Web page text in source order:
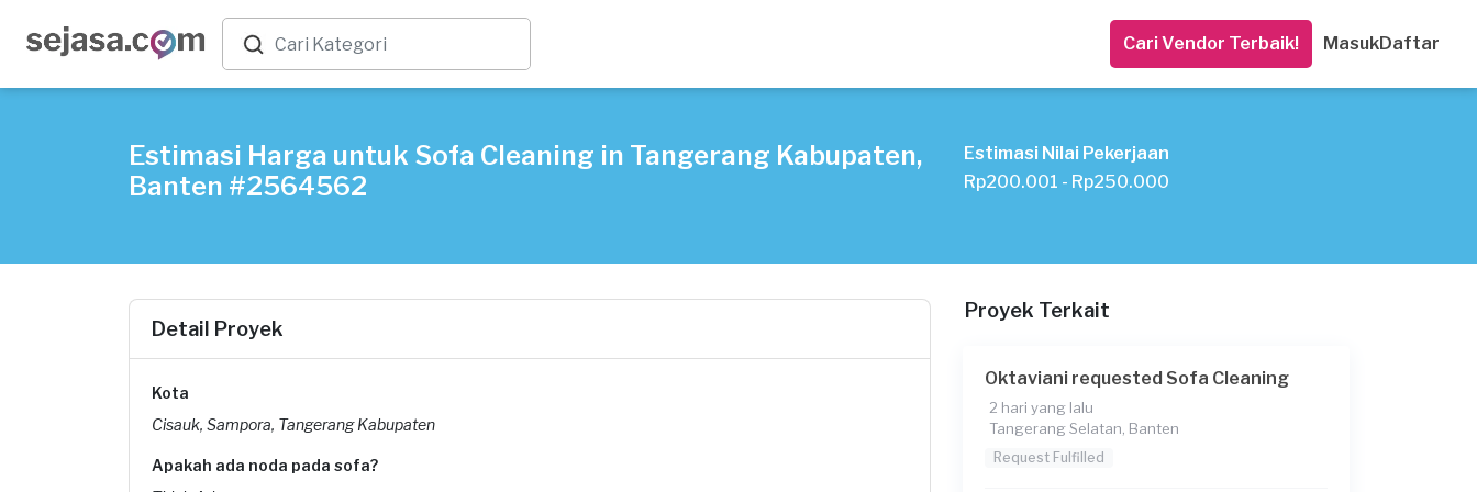
Cari Vendor Terbaik! MasukDaftar
Estimasi Harga untuk Sofa Cleaning in Tangerang Kabupaten,
Banten #2564562
Estimasi Nilai Pekerjaan
Rp200.001 - Rp250.000
Detail Proyek
Kota
Cisauk, Sampora, Tangerang Kabupaten
Apakah ada noda pada sofa?
Proyek Terkait
Oktaviani requested Sofa Cleaning
2 hari yang lalu
Tangerang Selatan, Banten
Request Fulfilled